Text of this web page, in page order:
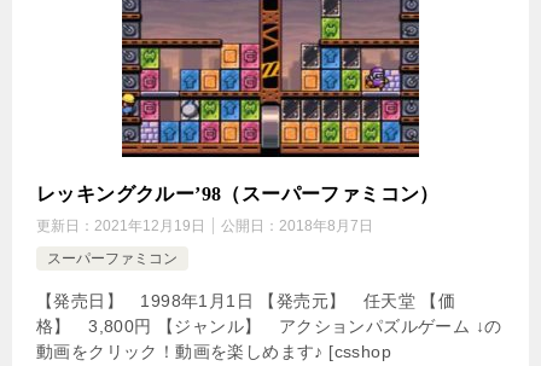
レッキングクルー’98（スーパーファミコン）
更新日： 2021年12月19日 公開日： 2018年8月7日
スーパーファミコン
【発売日】 1998年1月1日 【発売元】 任天堂 【価
格】 3,800円 【ジャンル】 アクションパズルゲーム ↓の
動画をクリック！動画を楽しめます♪ [csshop